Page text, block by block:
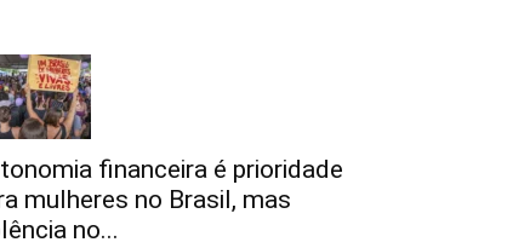
financeira é prioridade
mulheres no Brasil, mas
no...